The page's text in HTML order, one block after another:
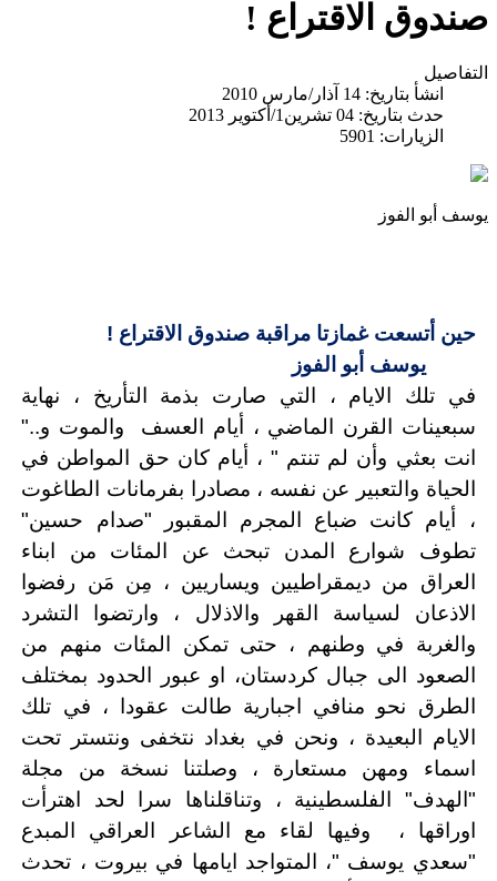
صندوق الاقتراع !
التفاصيل
انشأ بتاريخ: 14 آذار/مارس 2010
حدث بتاريخ: 04 تشرين1/أكتوير 2013
الزيارات: 5901
يوسف أبو الفوز
حين أتسعت غمازتا مراقبة صندوق الاقتراع !
يوسف أبو الفوز
في تلك الايام ، التي صارت بذمة التأريخ ، نهاية
سبعينات القرن الماضي ، أيام العسف
والموت و.."
انت بعثي وأن لم تنتم " ، أيام كان حق المواطن في
الحياة والتعبير عن نفسه ، مصادرا بفرمانات الطاغوت
، أيام كانت ضباع المجرم المقبور "صدام حسين"
تطوف شوارع المدن تبحث عن المئات من ابناء
العراق من ديمقراطيين ويساريين ، مِن مَن رفضوا
الاذعان لسياسة القهر والاذلال ، وارتضوا التشرد
والغربة في وطنهم ، حتى تمكن المئات منهم من
الصعود الى جبال كردستان، او عبور الحدود بمختلف
الطرق نحو منافي اجبارية طالت عقودا ، في تلك
الايام البعيدة ، ونحن في بغداد نتخفى ونتستر تحت
اسماء ومهن مستعارة ، وصلتنا نسخة من مجلة
"الهدف" الفلسطينية ، وتناقلناها سرا لحد اهترأت
اوراقها ،
وفيها لقاء مع الشاعر العراقي المبدع
"سعدي يوسف "، المتواجد ايامها في بيروت ، تحدث